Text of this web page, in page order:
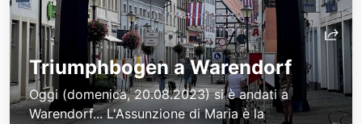
Triumphbogen a Warendorf
Oggi (domenica, 20.08.2023) si è andati a
Warendorf... L'Assunzione di Maria è la